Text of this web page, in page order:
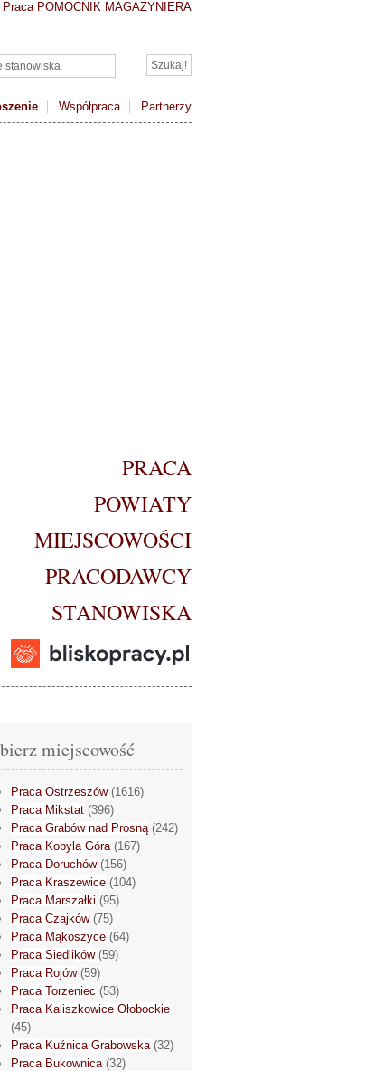
Współpraca Partnerzy
Praca POMOCNIK MAGAZYNIERA
PRACA
POWIATY
MIEJSCOWOŚCI
PRACODAWCY
STANOWISKA
miejscowość
Praca Ostrzeszów(1616)
Praca Mikstat (396)
Praca Grabów nad Prosną(242)
Praca Kobyla Góra(167)
Praca Doruchów(156)
Praca Kraszewice (104)
Praca Marszałki (95)
Praca Czajków(75)
Praca Mąkoszyce (64)
Praca Siedlików(59)
Praca Rojów(59)
Praca Torzeniec (53)
Praca Kaliszkowice Ołobockie
(45)
Praca Kuźnica Grabowska(32)
Praca Bukownica(32)